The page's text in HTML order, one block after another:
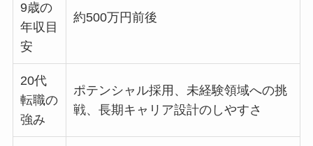
9歳の
年収目
安
約500万円前後
20代
転職の
強み
ポテンシャル採用、未経験領域への挑
戦、長期キャリア設計のしやすさ